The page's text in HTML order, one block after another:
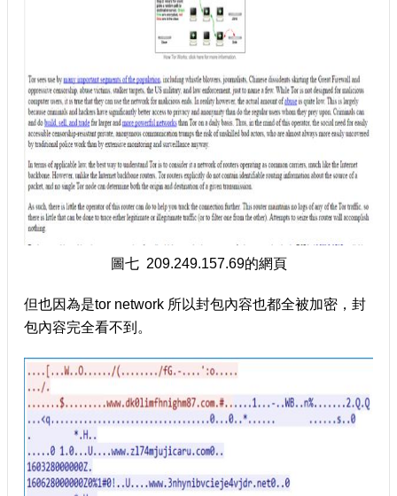
圖七 209.249.157.69的網頁
但也因為是tor network 所以封包內容也都全被加密，封
包內容完全看不到。